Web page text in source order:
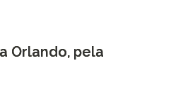
Orlando, pela